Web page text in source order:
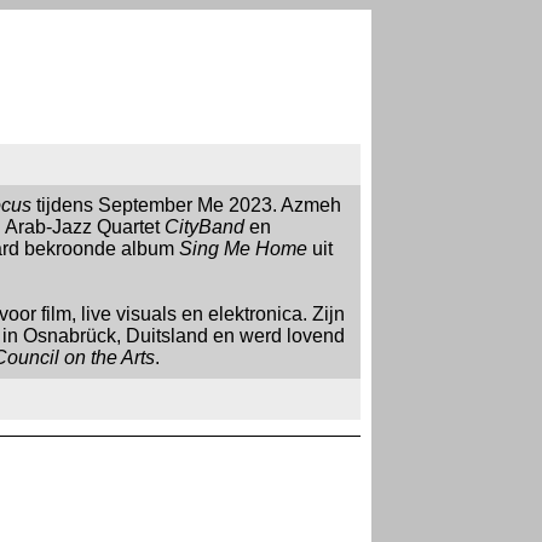
tijdens September Me 2023. Azmeh
Jazz Quartet CityBanden
bekroonde album Sing Me Home uit
film, live visuals en elektronica. Zijn
Osnabrück, Duitsland en werd lovend
on the Arts.